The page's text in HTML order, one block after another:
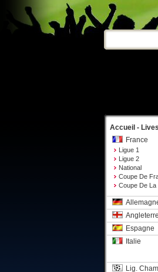
Accueil -
France
Ligue 1
Ligue 2
National
Coupe De
Coupe De La
Angleterre
Espagne
Italie
Lig.